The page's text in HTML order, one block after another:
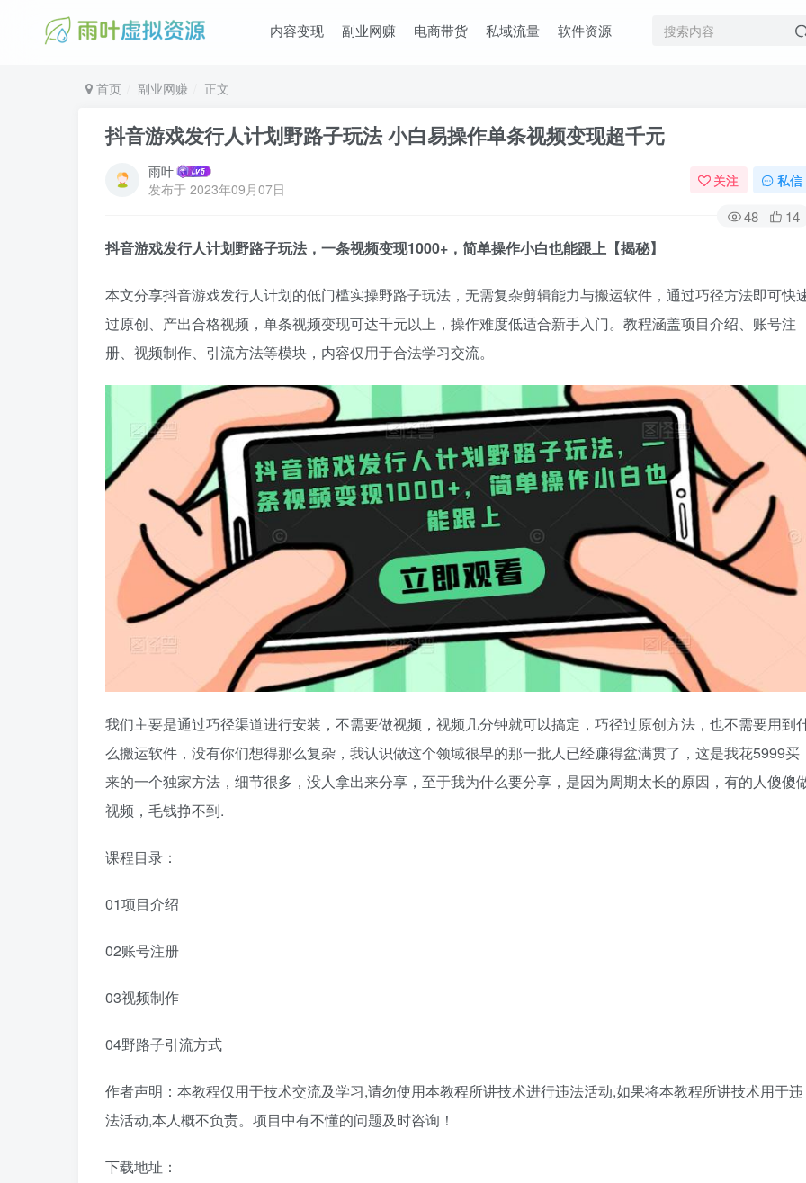
内容变现 副业网赚 电商带货 私域流量 软件资源
首页 副业网赚 正文
抖音游戏发行人计划野路子玩法 小白易操作单条视频变现超千元
雨叶
发布于 2023年09月07日 关注 私信
48 14
抖音游戏发行人计划野路子玩法，一条视频变现1000+，简单操作小白也能跟上【揭秘】
本文分享抖音游戏发行人计划的低门槛实操野路子玩法，无需复杂剪辑能力与搬运软件，通过巧径方法即可快
过原创、产出合格视频，单条视频变现可达千元以上，操作难度低适合新手入门。教程涵盖项目介绍、账号注
册、视频制作、引流方法等模块，内容仅用于合法学习交流。
我们主要是通过巧径渠道进行安装，不需要做视频，视频几分钟就可以搞定，巧径过原创方法，也不需要用到
么搬运软件，没有你们想得那么复杂，我认识做这个领域很早的那一批人已经赚得盆满贯了，这是我花5999买
来的一个独家方法，细节很多，没人拿出来分享，至于我为什么要分享，是因为周期太长的原因，有的人傻傻
视频，毛钱挣不到.
课程目录：
01项目介绍
02账号注册
03视频制作
04野路子引流方式
作者声明：本教程仅用于技术交流及学习,请勿使用本教程所讲技术进行违法活动,如果将本教程所讲技术用于违
法活动,本人概不负责。项目中有不懂的问题及时咨询！
下载地址：